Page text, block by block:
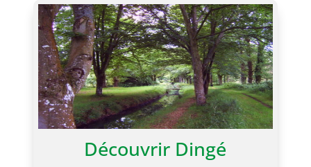
Découvrir Dingé